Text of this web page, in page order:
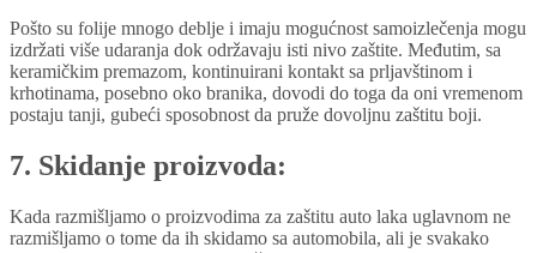
Pošto su folije mnogo deblje i imaju mogućnost samoizlečenja mogu
izdržati više udaranja dok održavaju isti nivo zaštite. Međutim, sa
keramičkim premazom, kontinuirani kontakt sa prljavštinom i
krhotinama, posebno oko branika, dovodi do toga da oni vremenom
postaju tanji, gubeći sposobnost da pruže dovoljnu zaštitu boji.
7. Skidanje proizvoda:
Kada razmišljamo o proizvodima za zaštitu auto laka uglavnom ne
razmišljamo o tome da ih skidamo sa automobila, ali je svakako